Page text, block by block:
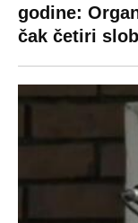
godine:
čak četiri